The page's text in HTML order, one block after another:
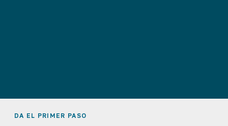
DA EL PRIMER PASO